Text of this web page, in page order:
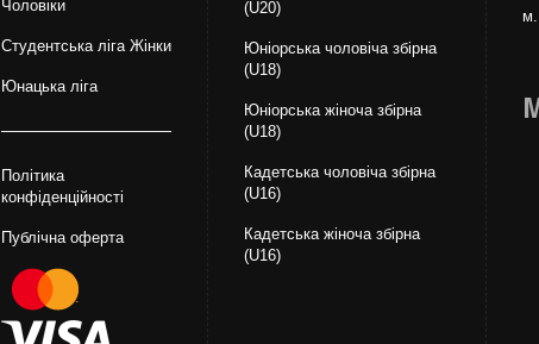
Чоловiки
Студентська ліга Жінки
Юнацька ліга
Політика
конфіденційності
Публічна оферта
(U20)
Юніорська чоловіча збірна
(U18)
Юніорська жіноча збірна
(U18)
Кадетська чоловіча збірна
(U16)
Кадетська жіноча збірна
(U16)